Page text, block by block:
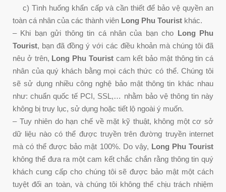
c) Tình huống khẩn cấp và cần thiết để bảo vệ quyền an
toàn cá nhân của các thành viên Long Phu Tourist khác.
– Khi bạn gửi thông tin cá nhân của bạn cho Long Phu
Tourist, bạn đã đồng ý với các điều khoản mà chúng tôi đã
nêu ở trên, Long Phu Touristcam kết bảo mật thông tin cá
nhân của quý khách bằng mọi cách thức có thể. Chúng tôi
sẽ sử dụng nhiều công nghệ bảo mật thông tin khác nhau
như: chuẩn quốc tế PCI, SSL,… nhằm bảo vệ thông tin này
không bị truy lục, sử dụng hoặc tiết lộ ngoài ý muốn.
– Tuy nhiên do hạn chế về mặt kỹ thuật, không một cơ sở
dữ liệu nào có thể được truyền trên đường truyền internet
mà có thể được bảo mật 100%. Do vậy, Long Phu Tourist
không thể đưa ra một cam kết chắc chắn rằng thông tin quý
khách cung cấp cho chúng tôi sẽ được bảo mật một cách
tuyệt đối an toàn, và chúng tôi không thể chịu trách nhiệm